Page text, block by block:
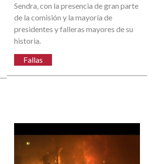
Sendra, con la presencia de gran parte
de la comisión y la mayoría de
presidentes y falleras mayores de su
historia.
Fallas